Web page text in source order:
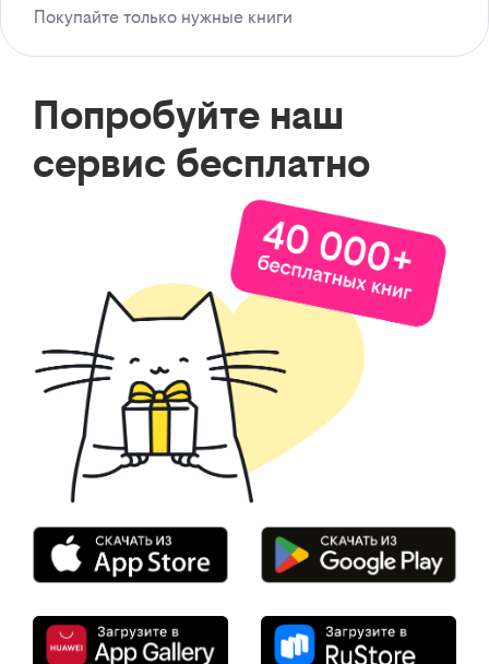
Покупайте только нужные книги
Попробуйте наш
сервис бесплатно